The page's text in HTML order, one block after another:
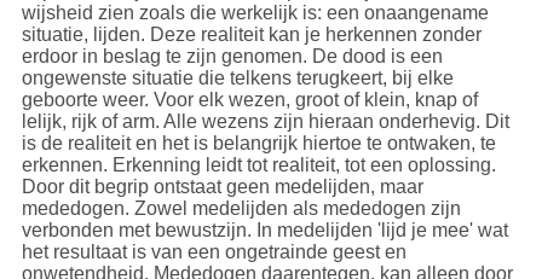
wijsheid zien zoals die werkelijk is: een onaangename
situatie, lijden. Deze realiteit kan je herkennen zonder
erdoor in beslag te zijn genomen. De dood is een
ongewenste situatie die telkens terugkeert, bij elke
geboorte weer. Voor elk wezen, groot of klein, knap of
lelijk, rijk of arm. Alle wezens zijn hieraan onderhevig. Dit
is de realiteit en het is belangrijk hiertoe te ontwaken, te
erkennen. Erkenning leidt tot realiteit, tot een oplossing.
Door dit begrip ontstaat geen medelijden, maar
mededogen. Zowel medelijden als mededogen zijn
verbonden met bewustzijn. In medelijden 'lijd je mee' wat
het resultaat is van een ongetrainde geest en
onwetendheid. Mededogen daarentegen, kan alleen door